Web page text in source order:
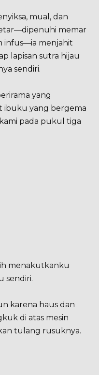
mual, dan
memar
infus—ia menjahit
lapisan sutra hijau
sendiri.
yang
ibuku yang bergema
pada pukul tiga
menakutkanku
sendiri.
karena haus dan
di atas mesin
tulang rusuknya.